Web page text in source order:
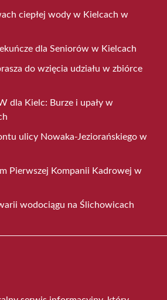
ciepłej wody w Kielcach w
dla Seniorów w Kielcach
do wzięcia udziału w zbiórce
dla Kielc: Burze i upały w
ulicy Nowaka-Jeziorańskiego w
Pierwszej Kompanii Kadrowej w
wodociągu na Ślichowicach